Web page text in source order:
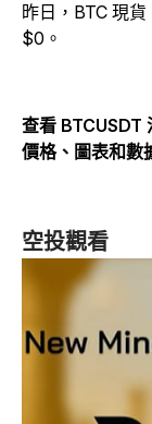
昨日，BTC 現
$0。
查看 BTCUSDT
價格、圖表和數
空投觀看